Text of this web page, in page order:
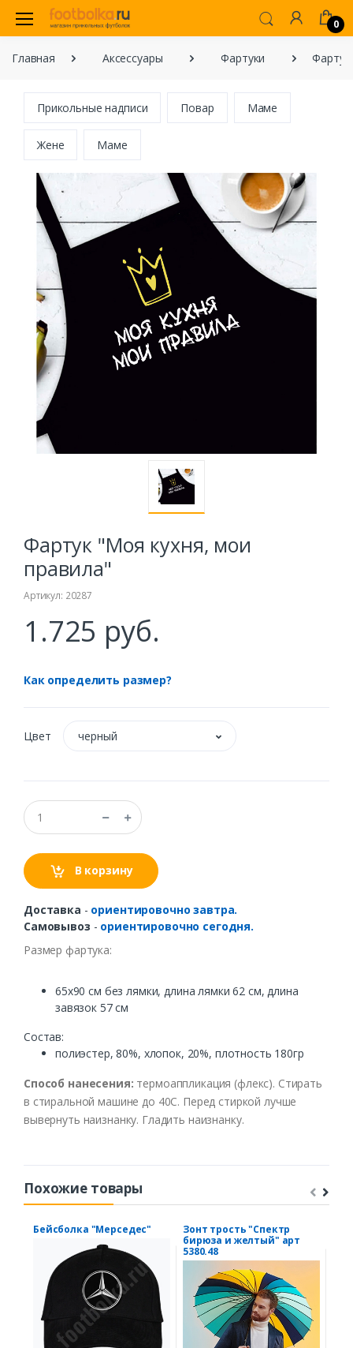
0
Главная Аксессуары Фартуки
Прикольные надписи Повар Маме
Жене Маме
Фартук "Моя кухня, мои
правила"
Артикул: 20287
1.725 руб.
Как определить размер?
Цвет черный
В корзину
Доставка - ориентировочно завтра.
Самовывоз - ориентировочно сегодня.
Размер фартука:
65x90 cм без лямки, длина лямки 62 см, длина
завязок 57 см
Состав:
полиэстер, 80%, хлопок, 20%, плотность 180гр
Способ нанесения: термоаппликация (флекс). Стирать
в стиральной машине до 40С. Перед стиркой лучше
вывернуть наизнанку. Гладить наизнанку.
Похожие товары
Бейсболка "Мерседес"
Зонт трость "Спектр
бирюза и желтый" арт
5380.48